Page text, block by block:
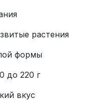
растения
формы
до 220 г
вкус